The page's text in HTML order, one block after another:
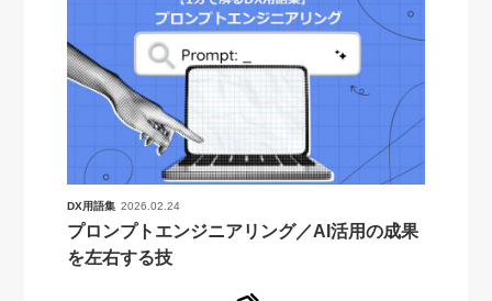
DX用語集 2026.02.24
プロンプトエンジニアリング／AI活用の成果
を左右する技